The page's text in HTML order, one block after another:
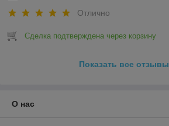
Отлично
Сделка подтверждена через корзину
Показать все отзывы
О нас